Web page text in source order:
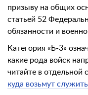
призыву на общих
статьей 52
обязанности и
Категория «Б-3»
какие рода войск
читайте в отдельной
куда возьмут служить